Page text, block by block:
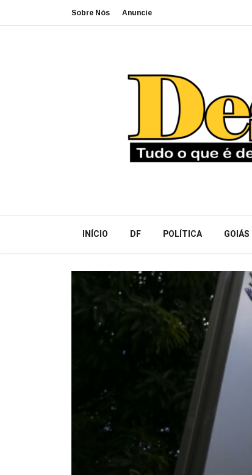
Sobre Nós Anuncie
INÍCIO DF POLÍTICA